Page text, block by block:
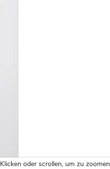
Klicken oder scrollen, um zu zoomen